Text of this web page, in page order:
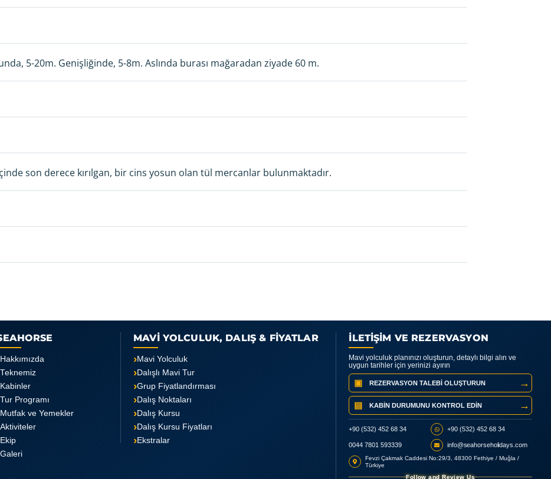
5-20m. Genişliğinde, 5-8m. Aslında burası mağaradan ziyade 60 m.
son derece kırılgan, bir cins yosun olan tül mercanlar bulunmaktadır.
Hakkımızda
Teknemiz
Kabinler
Tur Programı
Mutfak ve Yemekler
Aktiviteler
Ekip
Galeri
MAVİ YOLCULUK, DALIŞ & FİYATLAR
Mavi Yolculuk
Dalışlı Mavi Tur
Grup Fiyatlandırması
Dalış Noktaları
Dalış Kursu
Dalış Kursu Fiyatları
Ekstralar
İLETİŞİM VE REZERVASYON
Mavi yolculuk planınızı oluşturun, detaylı bilgi alın ve
uygun tarihler için yerinizi ayırın
▣ REZERVASYON TALEBI OLUŞTURUN →
▤ KABIN DURUMUNU KONTROL EDIN →
+90 (532) 452 68 34 +90 (532) 452 68 34
0044 7801 593339 info@seahorseholidays.com
Fevzi Çakmak Caddesi No:29/3, 48300 Fethiye / Muğla /
Türkiye
Follow and Review Us